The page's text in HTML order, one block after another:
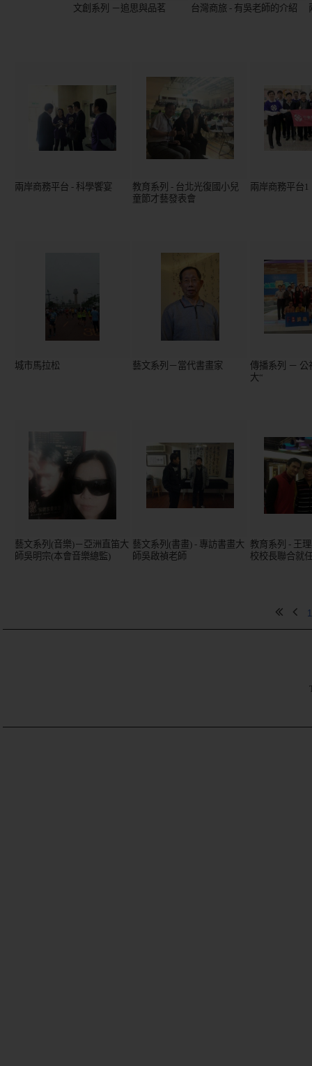
文創系列 －追思與品茗 台灣商旅 - 有吳老師的介紹
兩岸商務平台 - 科學饗宴
教育系列 - 台北光復國小兒
童節才藝發表會
兩岸商務平台1
城市馬拉松 藝文系列－當代書畫家
傳播系列 － 公
大“
藝文系列(音樂)－亞洲直笛大
師吳明宗(本會音樂總監)
藝文系列(書畫) - 專訪書畫大
師吳啟禎老師
教育系列 - 王
校校長聯合就
1